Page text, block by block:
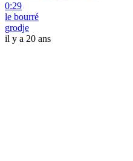
0:29
le bourré
grodje
il y a 20 ans